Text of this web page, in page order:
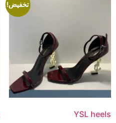
تخفيض!
YSL heels